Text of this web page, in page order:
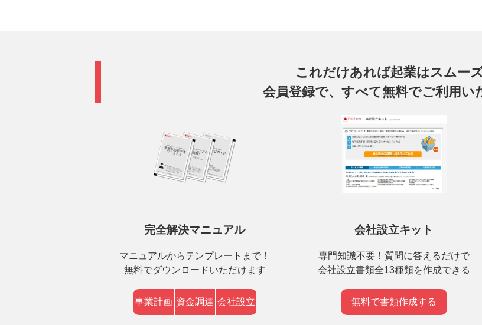
これだけあれば起業はスムーズ
会員登録で、すべて無料でご利用い
完全解決マニュアル
マニュアルからテンプレートまで！
無料でダウンロードいただけます
事業計画 資金調達 会社設立
会社設立キット
専門知識不要！質問に答えるだけで
会社設立書類全13種類を作成できる
無料で書類作成する